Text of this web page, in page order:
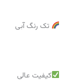
تک رنگ آبی
کیفیت عالی